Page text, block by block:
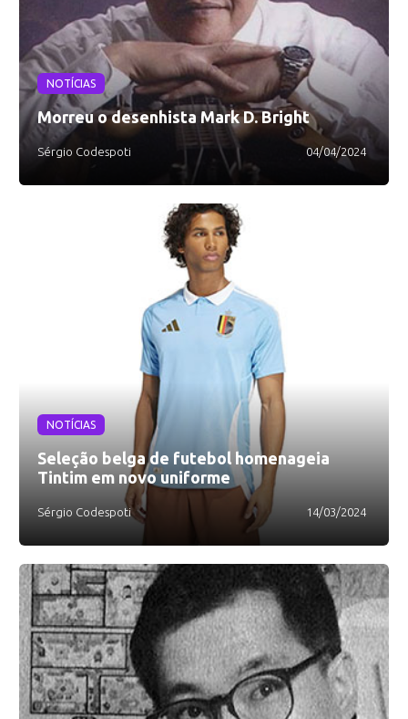
NOTÍCIAS
Morreu o desenhista Mark D. Bright
Sérgio Codespoti 04/04/2024
NOTÍCIAS
Seleção belga de futebol homenageia
Tintim em novo uniforme
Sérgio Codespoti 14/03/2024